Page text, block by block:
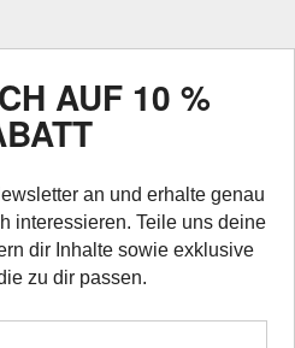
AUF 10 %
an und erhalte genau
interessieren. Teile uns deine
dir Inhalte sowie exklusive
zu dir passen.